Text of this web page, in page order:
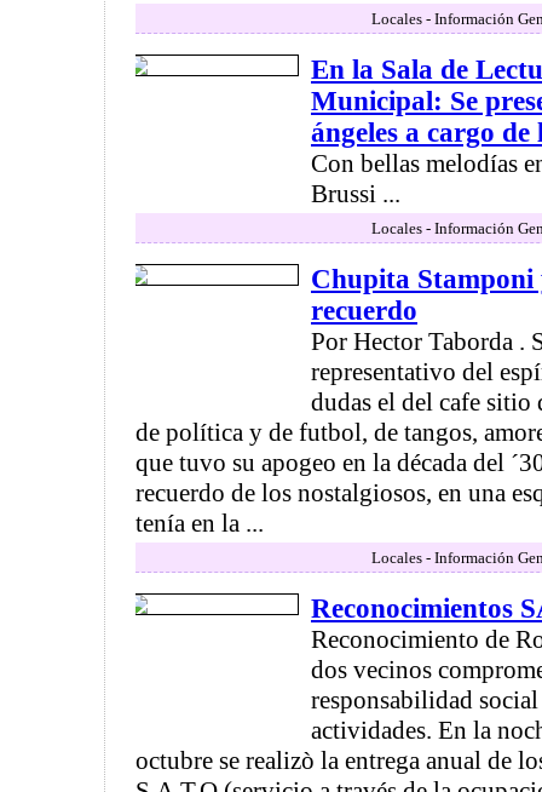
Locales - Información
En la Sala de
Municipal: Se
ángeles a cargo
Con bellas melodías
Brussi ...
Locales - Información
Chupita Stamponi
recuerdo
Por Hector Taborda .
representativo del
dudas el del cafe sitio
de política y de futbol, de tangos,
que tuvo su apogeo en la década del
recuerdo de los nostalgiosos, en una
tenía en la ...
Locales - Información
Reconocimientos
Reconocimiento de
dos vecinos
responsabilidad social
actividades. En la
octubre se realizò la entrega anual de